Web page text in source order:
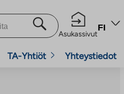
Asukassivut
FI
TA-Yhtiöt Yhteystiedot